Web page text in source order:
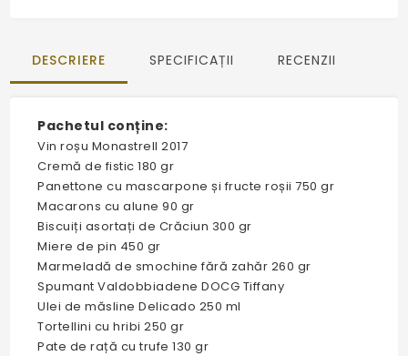
DESCRIERE SPECIFICAȚII RECENZII
Pachetul conține:
Vin roșu Monastrell 2017
Cremă de fistic 180 gr
Panettone cu mascarpone și fructe roșii 750 gr
Macarons cu alune 90 gr
Biscuiți asortați de Crăciun 300 gr
Miere de pin 450 gr
Marmeladă de smochine fără zahăr 260 gr
Spumant Valdobbiadene DOCG Tiffany
Ulei de măsline Delicado 250 ml
Tortellini cu hribi 250 gr
Pate de rață cu trufe 130 gr